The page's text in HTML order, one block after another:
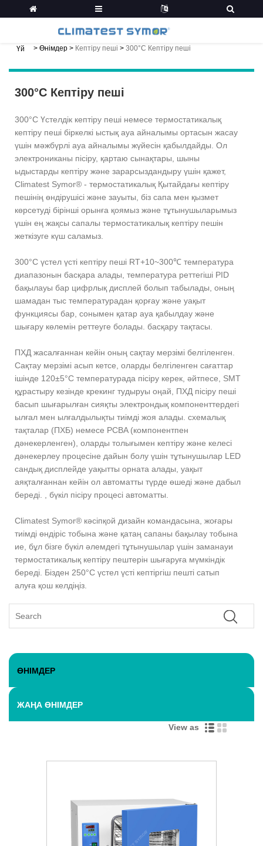
Үй > Өнімдер > Кептіру пеші > 300°C Кептіру пеші
300°C Кептіру пеші
300°C Үстелдік кептіру пеші немесе термостатикалық
кептіру пеші біркелкі ыстық ауа айналымы ортасын жасау
үшін мәжбүрлі ауа айналымы жүйесін қабылдайды. Ол
электрониканы пісіру, қартаю сынақтары, шыны
ыдыстарды кептіру және зарарсыздандыру үшін қажет,
Climatest Symor® - термостатикалық Қытайдағы кептіру
пешінің өндірушісі және зауыты, біз сапа мен қызмет
көрсетуді бірінші орынға қоямыз және тұтынушыларымыз
үшін ең жақсы сапалы термостатикалық кептіру пешін
жеткізуге күш саламыз.
300°C үстел үсті кептіру пеші RT+10~300℃ температура
диапазонын басқара алады, температура реттегіші PID
бақылауы бар цифрлық дисплей болып табылады, оның
шамадан тыс температурадан қорғау және уақыт
функциясы бар, сонымен қатар ауа қабылдау және
шығару көлемін реттеуге болады. басқару тақтасы.
ПХД жасалғаннан кейін оның сақтау мерзімі белгіленген.
Сақтау мерзімі асып кетсе, оларды белгіленген сағаттар
ішінде 120±5°C температурада пісіру керек, әйтпесе, SMT
құрастыру кезінде крекинг тудыруы оңай, ПХД пісіру пеші
басып шығарылған сияқты электрондық компоненттердегі
ылғал мен ылғалдылықты тиімді жоя алады. схемалық
тақталар (ПХБ) немесе PCBA (компонентпен
дәнекерленген), оларды толығымен кептіру және келесі
дәнекерлеу процесіне дайын болу үшін тұтынушылар LED
сандық дисплейде уақытты орната алады, уақыт
аяқталғаннан кейін ол автоматты түрде өшеді және дабыл
береді. , бүкіл пісіру процесі автоматты.
Climatest Symor® кәсіпқой дизайн командасына, жоғары
тиімді өндіріс тобына және қатаң сапаны бақылау тобына
ие, бұл бізге бүкіл әлемдегі тұтынушылар үшін заманауи
термостатикалық кептіру пештерін шығаруға мүмкіндік
береді. Бізден 250°C үстел үсті кептіргіш пешті сатып
алуға қош келдіңіз.
ӨНІМДЕР
ЖАҢА ӨНІМДЕР
View as